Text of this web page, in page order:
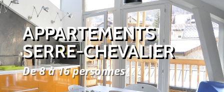
APPARTEMENTS
SERRE-CHEVALIER
De 8 à 16 personnes